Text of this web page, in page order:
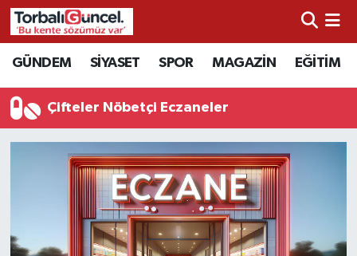
GÜNDEM SİYASET SPOR MAGAZİN EĞİTİM
Çifteler Nöbetçi Eczaneler
İzmir Nöbetçi Eczaneler
İzmir Hava Durumu
İzmir Namaz Vakitleri
İzmir Trafik Yoğunluk Haritası
Süper Lig Puan Durumu ve Fikstür